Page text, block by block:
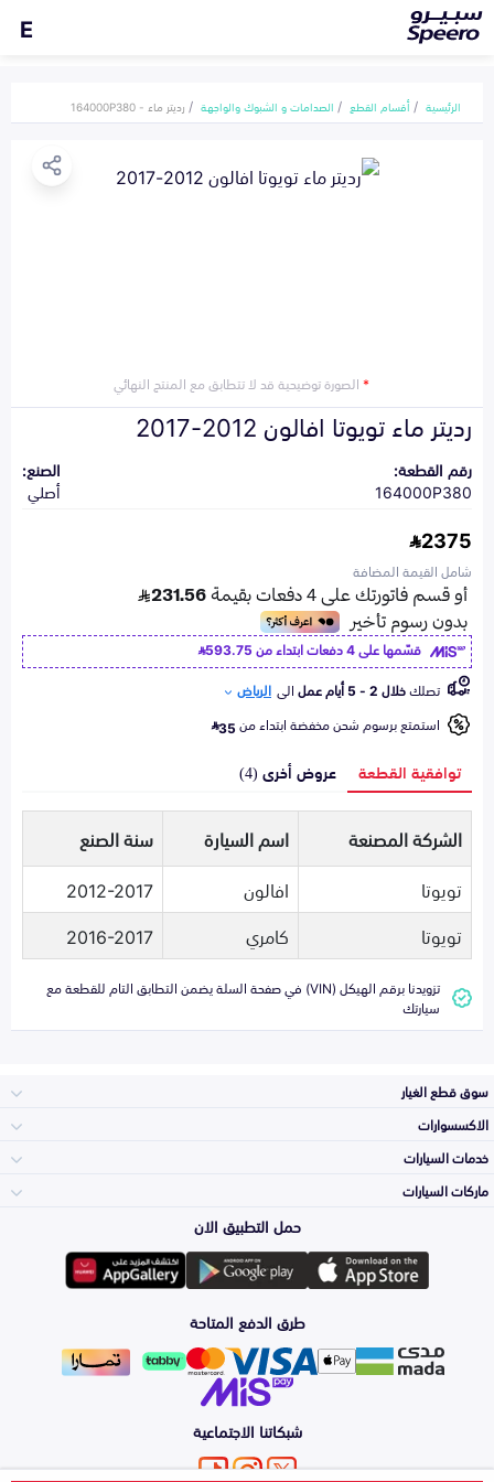
E
الرئيسية أقسام القطع الصدامات و الشبوك والواجهة رديتر ماء - 164000P380
*الصورة توضيحية قد لا تتطابق مع المنتج النهائي
رديتر ماء تويوتا افالون 2012-2017
رقم القطعة:
164000P380
الصنع:
أصلي
2375
شامل القيمة المضافة
قسّمها على 4 دفعات ابتداء من
593.75
تصلكخلال 2 - 5 أيام عمل الى الرياض
استمتع برسوم شحن مخفضة ابتداء من35
توافقية القطعة عروض أخرى (4)
الشركة المصنعة اسم السيارة
سنة الصنع
تويوتا
افالون
2012-2017
تويوتا
كامري 2016-2017
تزويدنا برقم الهيكل (VIN) في صفحة السلة يضمن التطابق التام للقطعة مع
سيارتك
سوق قطع الغيار
المكائن، القيرات
وملحقاتها
الشمعات
والاصطبات (الاضاءة)
الفرامل والأقمشة
الاكسسوارات
لوازم الرحلات
اكسسوارات العناية
الزيوت و السوائل
خدمات السيارات
الأكثر مبيعاً
التلميع والعناية
ماركات السيارات
تويوتا
هيونداي
كيا
حمل التطبيق الان
طرق الدفع المتاحة
شبكاتنا الاجتماعية